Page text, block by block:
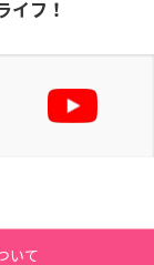
イフ！
いて